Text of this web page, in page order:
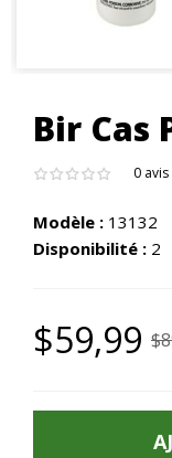
Bir Cas
0 avis
Modèle : 13132
Disponibilité : 2
$59,99